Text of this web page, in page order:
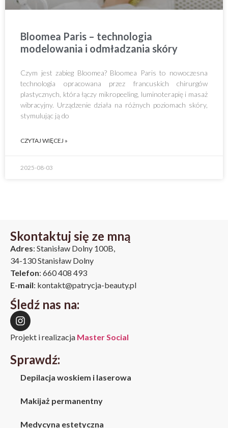
Bloomea Paris – technologia
modelowania i odmładzania skóry
Czym jest zabieg Bloomea? Bloomea Paris to nowoczesna
technologia opracowana przez francuskich chirurgów
plastycznych, która łączy mikropeeling, luminoterapię i masaż
wibracyjny. Urządzenie działa na różnych poziomach skóry,
stymulując ją do
CZYTAJ WIĘCEJ »
2025-08-03
Skontaktuj się ze mną
Adres: Stanisław Dolny 100B,
34-130 Stanisław Dolny
Telefon: 660 408 493
E-mail: kontakt@patrycja-beauty.pl
Śledź nas na:
Projekt i realizacja Master Social
Sprawdź:
Depilacja woskiem i laserowa
Makijaż permanentny
Medycyna estetyczna